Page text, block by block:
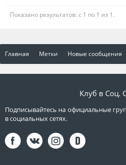
Показано результатов: с 1 по 1 из 1.
Главная Метки Новые сообщения
Клуб в Соц.
Подписывайтесь на официальные
в социальных сетях.